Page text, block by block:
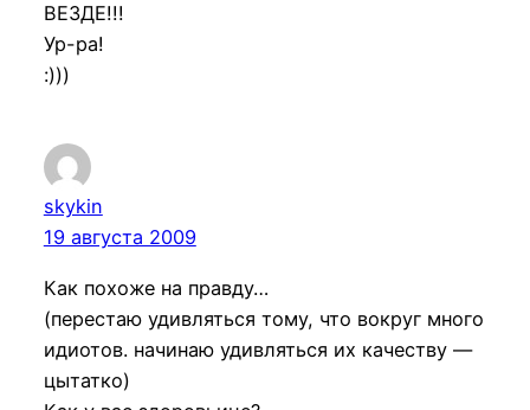
ВЕЗДЕ!!!
Ур-ра!
:)))
skykin
19 августа 2009
Как похоже на правду…
(перестаю удивляться тому, что вокруг много
идиотов. начинаю удивляться их качеству —
цытатко)